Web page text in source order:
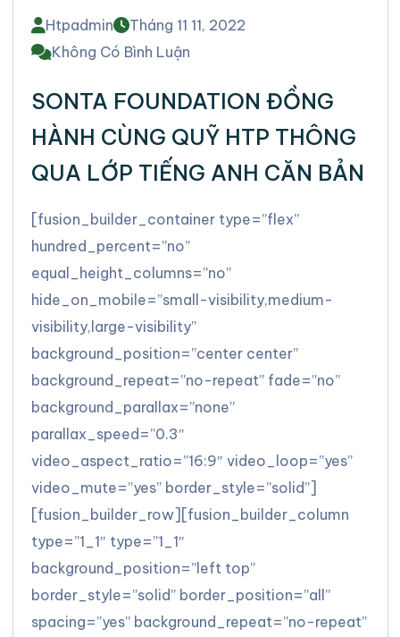
Htpadmin
Tháng 11 11, 2022
Không Có Bình Luận
SONTA FOUNDATION ĐỒNG
HÀNH CÙNG QUỸ HTP THÔNG
QUA LỚP TIẾNG ANH CĂN BẢN
[fusion_builder_container type=”flex”
hundred_percent=”no”
equal_height_columns=”no”
hide_on_mobile=”small-visibility,medium-
visibility,large-visibility”
background_position=”center center”
background_repeat=”no-repeat” fade=”no”
background_parallax=”none”
parallax_speed=”0.3″
video_aspect_ratio=”16:9″ video_loop=”yes”
video_mute=”yes” border_style=”solid”]
[fusion_builder_row][fusion_builder_column
type=”1_1″ type=”1_1″
background_position=”left top”
border_style=”solid” border_position=”all”
spacing=”yes” background_repeat=”no-repeat”